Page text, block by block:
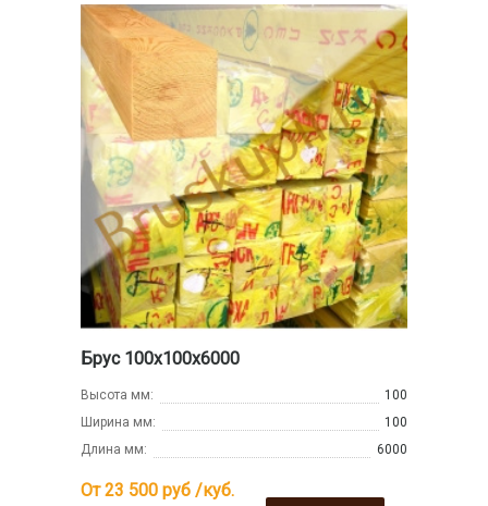
Брус 100х100х6000
Высота мм:
100
Ширина мм:
100
Длина мм:
6000
От 23 500 руб /куб.